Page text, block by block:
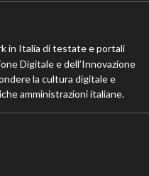
in Italia di testate e portali
Digitale e dell’Innovazione
la cultura digitale e
amministrazioni italiane.